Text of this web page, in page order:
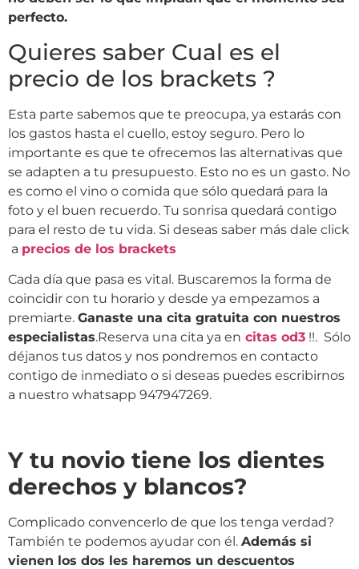
perfecto.
Quieres saber Cual es el
precio de los brackets ?
Esta parte sabemos que te preocupa, ya estarás con
los gastos hasta el cuello, estoy seguro. Pero lo
importante es que te ofrecemos las alternativas que
se adapten a tu presupuesto. Esto no es un gasto. No
es como el vino o comida que sólo quedará para la
foto y el buen recuerdo. Tu sonrisa quedará contigo
para el resto de tu vida. Si deseas saber más dale click
a precios de los brackets
Cada día que pasa es vital. Buscaremos la forma de
coincidir con tu horario y desde ya empezamos a
premiarte. Ganaste una cita gratuita con nuestros
especialistas.Reserva una cita ya en citas od3 !!. Sólo
déjanos tus datos y nos pondremos en contacto
contigo de inmediato o si deseas puedes escribirnos
a nuestro whatsapp 947947269.
Y tu novio tiene los dientes
derechos y blancos?
Complicado convencerlo de que los tenga verdad?
También te podemos ayudar con él. Además si
vienen los dos les haremos un descuentos